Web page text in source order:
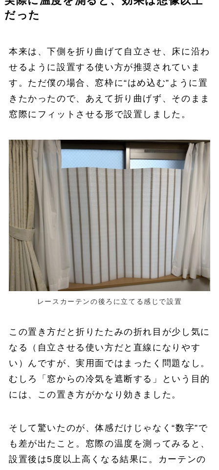
だった
本来は、下側を折り曲げて自立させ、床に沿わ
せるように設置する使い方が推奨されていま
す。ただ僕の場合、窓枠に“はめ込む”ように置
きたかったので、あえて折り曲げず、そのまま
窓際にフィットさせる形で設置しました。
レースカーテンの後ろに立てる感じで設置
この置き方だと折りたたみの折れ目が少し気に
なる（自立させる使い方だと直線になりやす
い）んですが、実用面ではまったく問題なし。
むしろ「窓からの冷気を遮断する」という目的
には、この置き方がかなり効きました。
そして驚いたのが、体感だけじゃなく“数字”で
も差が出たこと。窓際の温度を測ってみると、
設置後は5度以上高くなる結果に。カーテンの